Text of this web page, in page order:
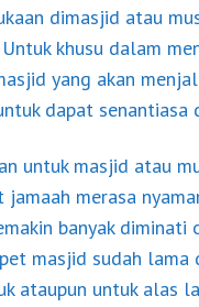
dimasjid atau
khusu dalam
yang akan
dapat senantiasa
untuk masjid atau
merasa
banyak
masjid sudah
ataupun untuk alas